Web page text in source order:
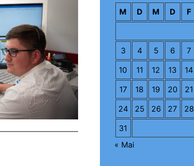
M D M D F
3
4 5 6 7
10
11 12 13 14
17
18 19 20 21
24
25 26 27 28
31
« Mai